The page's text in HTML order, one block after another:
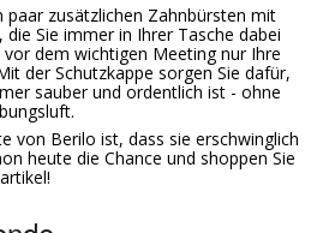
zusätzlichen Zahnbürsten mit
Sie immer in Ihrer Tasche dabei
dem wichtigen Meeting nur Ihre
der Schutzkappe sorgen Sie dafür,
sauber und ordentlich ist - ohne
von Berilo ist, dass sie erschwinglich
heute die Chance und shoppen Sie